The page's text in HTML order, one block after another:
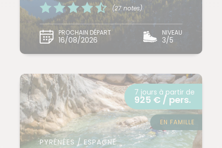
(27 notes)
PROCHAIN DÉPART
16/08/2026
NIVEAU
3/5
PYRÉNÉES / ESPAGNE
7 jours à partir de
925 € / pers.
EN FAMILLE